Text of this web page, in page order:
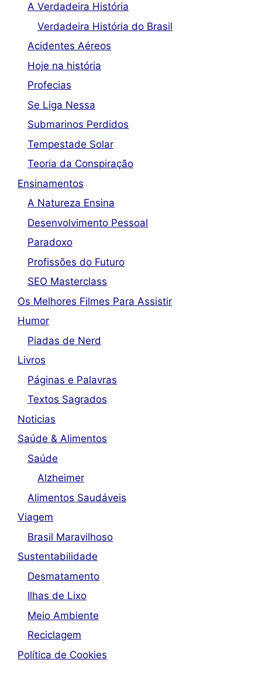
A Verdadeira História
Verdadeira História do Brasil
Acidentes Aéreos
Hoje na história
Profecias
Se Liga Nessa
Submarinos Perdidos
Tempestade Solar
Teoria da Conspiração
Ensinamentos
A Natureza Ensina
Desenvolvimento Pessoal
Paradoxo
Profissões do Futuro
SEO Masterclass
Os Melhores Filmes Para Assistir
Humor
Piadas de Nerd
Livros
Páginas e Palavras
Textos Sagrados
Noticias
Saúde & Alimentos
Saúde
Alzheimer
Alimentos Saudáveis
Viagem
Brasil Maravilhoso
Sustentabilidade
Desmatamento
Ilhas de Lixo
Meio Ambiente
Reciclagem
Política de Cookies